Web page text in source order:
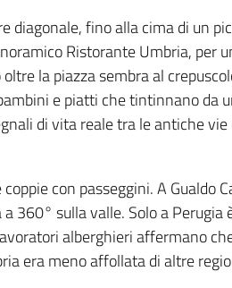
diagonale, fino alla cima di un
Ristorante Umbria, per
la piazza sembra al
e piatti che tintinnano da
di vita reale tra le antiche
con passeggini. A Gualdo
360° sulla valle. Solo a
alberghieri affermano
era meno affollata di altre